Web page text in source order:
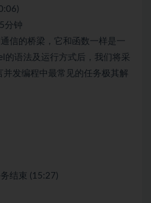
分钟
信的桥梁，它和函数一样是一
的语法及运行方式后，我们将采
并发编程中最常见的任务极其解
结束 (15:27)